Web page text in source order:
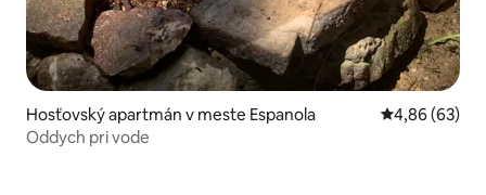
Hosťovský apartmán v meste Espanola Priemerné
4,86 (63)
Oddych pri vode